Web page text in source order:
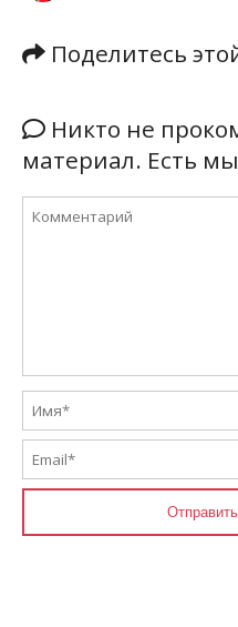
Поделитесь
Никто не
материал. Есть